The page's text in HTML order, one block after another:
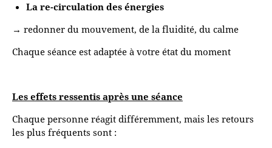
La re-circulation des énergies
→ redonner du mouvement, de la fluidité, du calme
Chaque séance est adaptée à votre état du moment
Les effets ressentis après une séance
Chaque personne réagit différemment, mais les retours
les plus fréquents sont :